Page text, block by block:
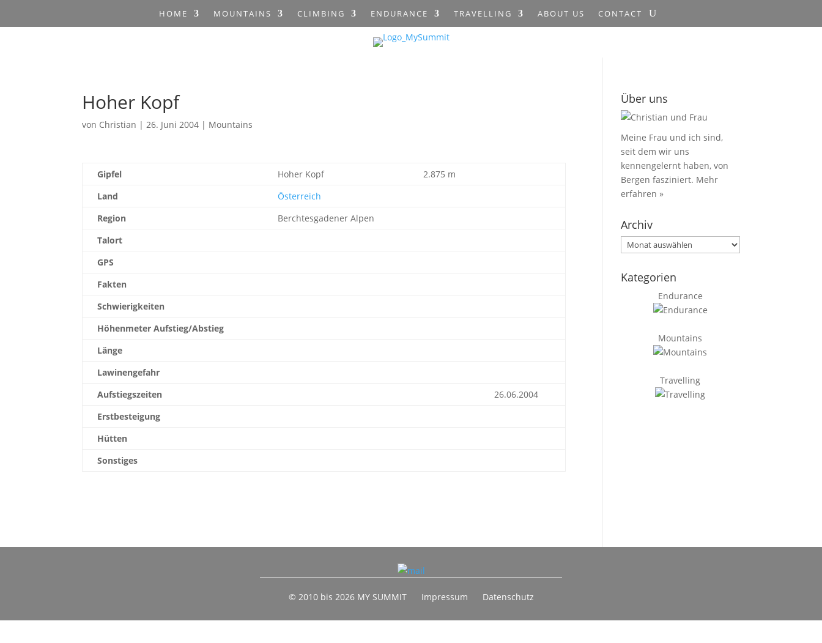
HOME MOUNTAINS CLIMBING ENDURANCE TRAVELLING ABOUT US CONTACT
Hoher Kopf
von Christian |26. Juni 2004 | Mountains
Gipfel Hoher Kopf
2.875 m
Land
Österreich
Region
Berchtesgadener Alpen
Talort
GPS
Fakten
Schwierigkeiten
Höhenmeter Aufstieg/Abstieg
Länge
Lawinengefahr
Aufstiegszeiten
26.06.2004
Erstbesteigung
Hütten
Sonstiges
Über uns
Meine Frau und ich sind,
seit dem wir uns
kennengelernt haben, von
Bergen fasziniert. Mehr
erfahren »
Archiv
Archiv
Kategorien
Endurance
Mountains
Travelling
© 2010 bis 2026 MY SUMMIT Impressum Datenschutz